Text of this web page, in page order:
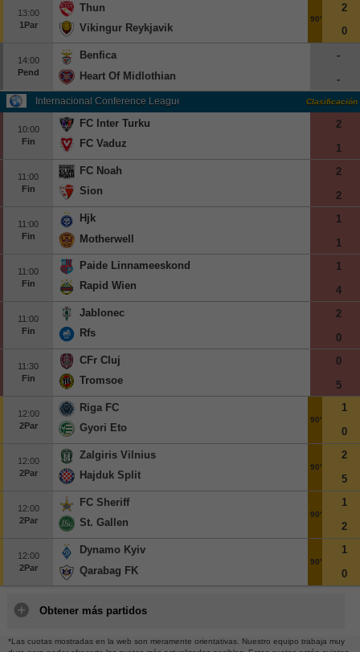
13:00
1Par
Thun
Vikingur Reykjavik
90'
2
0
14:00
Pend
Benfica
Heart Of Midlothian
-
-
Internacional Conference League Qualification Clasificación
10:00
Fin
FC Inter Turku
FC Vaduz
2
1
11:00
Fin
FC Noah
Sion
2
2
11:00
Fin
Hjk
Motherwell
1
1
11:00
Fin
Paide Linnameeskond
Rapid Wien
1
4
11:00
Fin
Jablonec
Rfs
2
0
11:30
Fin
CFr Cluj
Tromsoe
0
5
12:00
2Par
Riga FC
Gyori Eto
90'
1
0
12:00
2Par
Zalgiris Vilnius
Hajduk Split
90'
2
5
12:00
2Par
FC Sheriff
St. Gallen
90'
1
2
12:00
2Par
Dynamo Kyiv
Qarabag FK
90'
1
0
Obtener más partidos
*Las cuotas mostradas en la web son meramente orientativas. Nuestro equipo trabaja muy